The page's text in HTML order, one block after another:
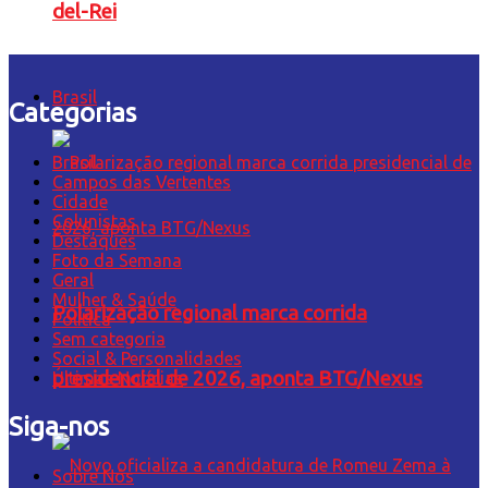
del-Rei
Brasil
Polarização regional marca corrida
presidencial de 2026, aponta BTG/Nexus
Categorias
Brasil
Campos das Vertentes
Cidade
Colunistas
Destaques
Foto da Semana
Geral
Mulher & Saúde
Política
Sem categoria
Social & Personalidades
Últimas Notícias
Siga-nos
Sobre Nós